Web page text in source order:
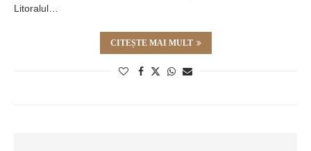
Litoralul…
CITEȘTE MAI MULT